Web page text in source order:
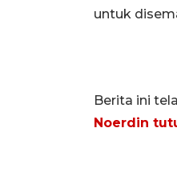
untuk
Berita ini
Noerdin